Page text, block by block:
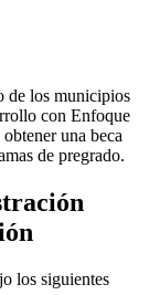
de los municipios
con Enfoque
una beca
de pregrado.
los siguientes